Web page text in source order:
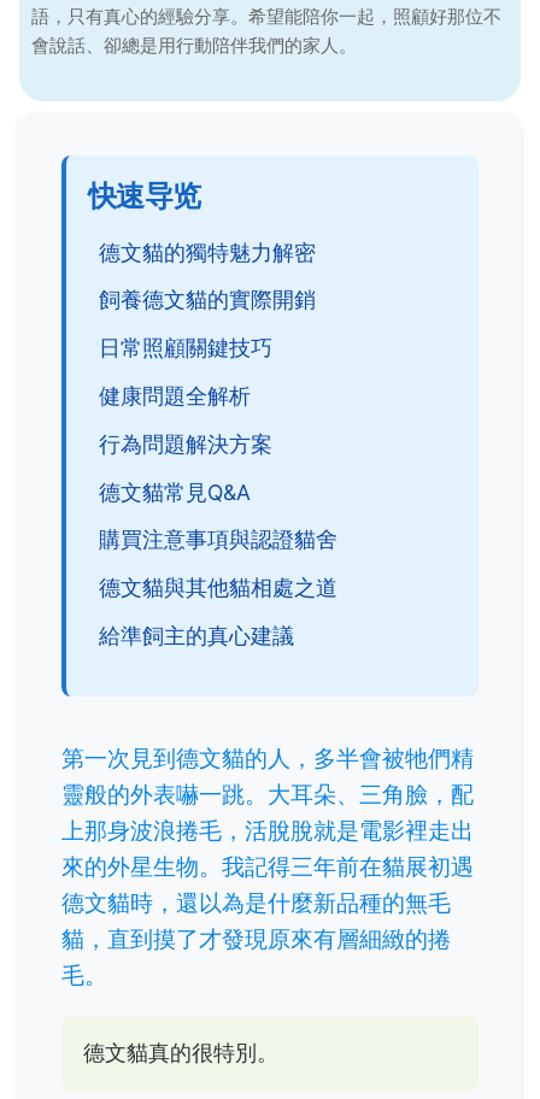
語，只有真心的經驗分享。希望能陪你一起，照顧好那位不
會說話、卻總是用行動陪伴我們的家人。
快速导览
德文貓的獨特魅力解密
飼養德文貓的實際開銷
日常照顧關鍵技巧
健康問題全解析
行為問題解決方案
德文貓常見Q&A
購買注意事項與認證貓舍
德文貓與其他貓相處之道
給準飼主的真心建議
第一次見到德文貓的人，多半會被牠們精
靈般的外表嚇一跳。大耳朵、三角臉，配
上那身波浪捲毛，活脫脫就是電影裡走出
來的外星生物。我記得三年前在貓展初遇
德文貓時，還以為是什麼新品種的無毛
貓，直到摸了才發現原來有層細緻的捲
毛。
德文貓真的很特別。